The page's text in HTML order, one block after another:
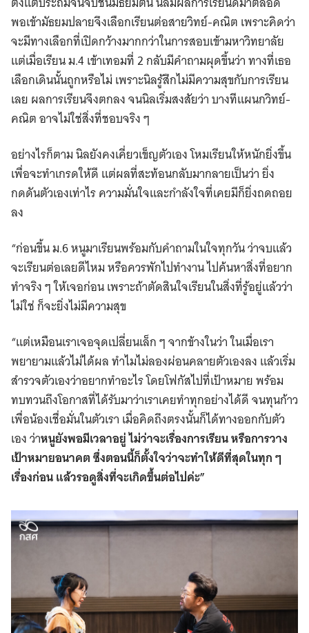
Search
for:
พอเข้ามัธยมปลายจึงเลือกเรียนต่อสายวิทย์-คณิต เพราะคิดว่า
จะมีทางเลือกที่เปิดกว้างมากกว่าในการสอบเข้ามหาวิทยาลัย
แต่เมื่อเรียน ม.4 เข้าเทอมที่ 2 กลับมีคำถามผุดขึ้นว่า ทางที่เธอ
เลือกเดินนั้นถูกหรือไม่ เพราะนิลรู้สึกไม่มีความสุขกับการเรียน
เลย ผลการเรียนจึงตกลง จนนิลเริ่มสงสัยว่า บางทีแผนกวิทย์-
คณิต อาจไม่ใช่สิ่งที่ชอบจริง ๆ
อย่างไรก็ตาม นิลยังคงเคี่ยวเข็ญตัวเอง โหมเรียนให้หนักยิ่งขึ้น
เพื่อจะทำเกรดให้ดี แต่ผลที่สะท้อนกลับมากลายเป็นว่า ยิ่ง
กดดันตัวเองเท่าไร ความมั่นใจและกำลังใจที่เคยมีก็ยิ่งถดถอย
ลง
“ก่อนขึ้น ม.6 หนูมาเรียนพร้อมกับคำถามในใจทุกวัน ว่าจบแล้ว
จะเรียนต่อเลยดีไหม หรือควรพักไปทำงาน ไปค้นหาสิ่งที่อยาก
ทำจริง ๆ ให้เจอก่อน เพราะถ้าตัดสินใจเรียนในสิ่งที่รู้อยู่แล้วว่า
ไม่ใช่ ก็จะยิ่งไม่มีความสุข
“แต่เหมือนเราเจอจุดเปลี่ยนเล็ก ๆ จากข้างในว่า ในเมื่อเรา
พยายามแล้วไม่ได้ผล ทำไมไม่ลองผ่อนคลายตัวเองลง แล้วเริ่ม
สำรวจตัวเองว่าอยากทำอะไร โดยโฟกัสไปที่เป้าหมาย พร้อม
ทบทวนถึงโอกาสที่ได้รับมาว่าเราเคยทำทุกอย่างได้ดี จนทุนก้าว
เพื่อน้องเชื่อมั่นในตัวเรา เมื่อคิดถึงตรงนั้นก็ได้ทางออกกับตัว
เอง ว่าหนูยังพอมีเวลาอยู่ ไม่ว่าจะเรื่องการเรียน หรือการวาง
เป้าหมายอนาคต ซึ่งตอนนี้ก็ตั้งใจว่าจะทำให้ดีที่สุดในทุก ๆ
เรื่องก่อน แล้วรอดูสิ่งที่จะเกิดขึ้นต่อไปค่ะ”